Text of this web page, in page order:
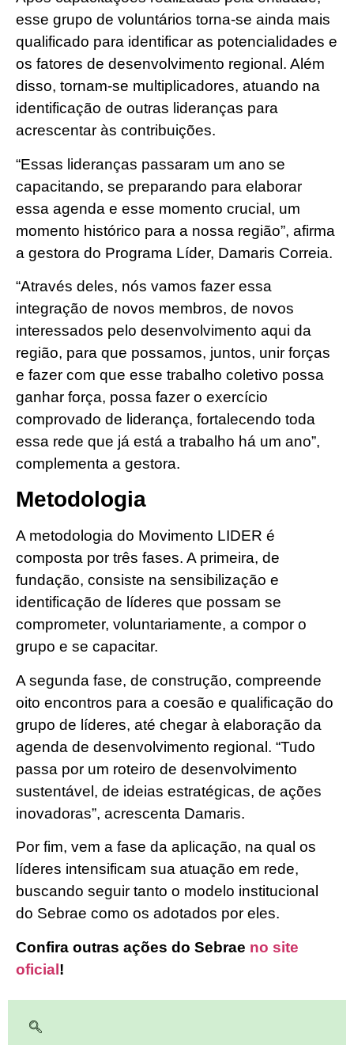
esse grupo de voluntários torna-se ainda mais
qualificado para identificar as potencialidades e
os fatores de desenvolvimento regional. Além
disso, tornam-se multiplicadores, atuando na
identificação de outras lideranças para
acrescentar às contribuições.
“Essas lideranças passaram um ano se
capacitando, se preparando para elaborar
essa agenda e esse momento crucial, um
momento histórico para a nossa região”, afirma
a gestora do Programa Líder, Damaris Correia.
“Através deles, nós vamos fazer essa
integração de novos membros, de novos
interessados pelo desenvolvimento aqui da
região, para que possamos, juntos, unir forças
e fazer com que esse trabalho coletivo possa
ganhar força, possa fazer o exercício
comprovado de liderança, fortalecendo toda
essa rede que já está a trabalho há um ano”,
complementa a gestora.
Metodologia
A metodologia do Movimento LIDER é
composta por três fases. A primeira, de
fundação, consiste na sensibilização e
identificação de líderes que possam se
comprometer, voluntariamente, a compor o
grupo e se capacitar.
A segunda fase, de construção, compreende
oito encontros para a coesão e qualificação do
grupo de líderes, até chegar à elaboração da
agenda de desenvolvimento regional. “Tudo
passa por um roteiro de desenvolvimento
sustentável, de ideias estratégicas, de ações
inovadoras”, acrescenta Damaris.
Por fim, vem a fase da aplicação, na qual os
líderes intensificam sua atuação em rede,
buscando seguir tanto o modelo institucional
do Sebrae como os adotados por eles.
Confira outras ações do Sebrae no site
oficial!